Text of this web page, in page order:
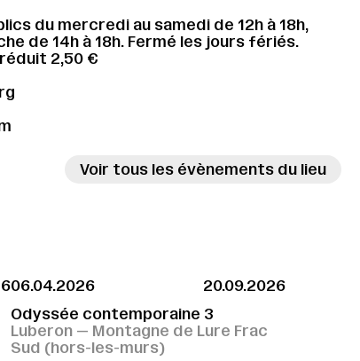
du mercredi au samedi de 12h à 18h,
de 14h à 18h. Fermé les jours fériés.
2,50 €
Voir tous les évènements du lieu
06.04.2026
20.09.2026
Odyssée contemporaine 3
Luberon — Montagne de Lure Frac
Sud (hors-les-murs)